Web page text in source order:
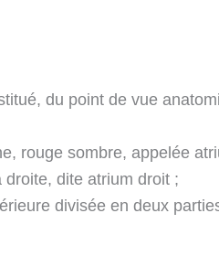
du point de vue
rouge sombre, appelée
dite atrium droit ;
divisée en deux